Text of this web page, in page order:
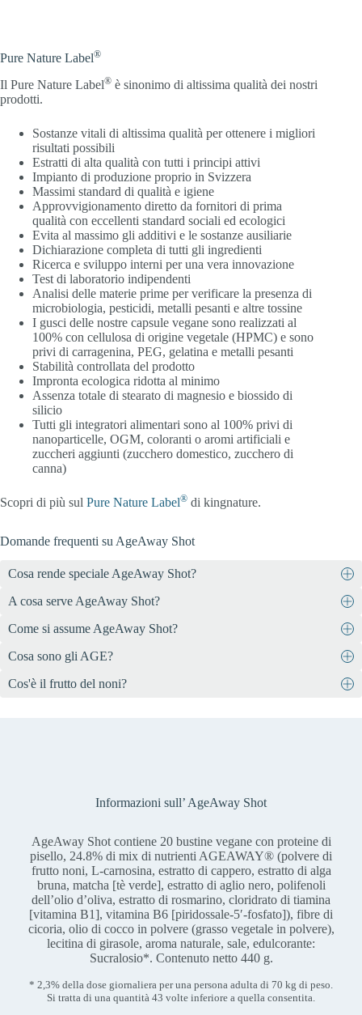
Pure Nature Label®
Il Pure Nature Label® è sinonimo di altissima qualità dei nostri
prodotti.
Sostanze vitali di altissima qualità per ottenere i migliori
risultati possibili
Estratti di alta qualità con tutti i principi attivi
Impianto di produzione proprio in Svizzera
Massimi standard di qualità e igiene
Approvvigionamento diretto da fornitori di prima
qualità con eccellenti standard sociali ed ecologici
Evita al massimo gli additivi e le sostanze ausiliarie
Dichiarazione completa di tutti gli ingredienti
Ricerca e sviluppo interni per una vera innovazione
Test di laboratorio indipendenti
Analisi delle materie prime per verificare la presenza di
microbiologia, pesticidi, metalli pesanti e altre tossine
I gusci delle nostre capsule vegane sono realizzati al
100% con cellulosa di origine vegetale (HPMC) e sono
privi di carragenina, PEG, gelatina e metalli pesanti
Stabilità controllata del prodotto
Impronta ecologica ridotta al minimo
Assenza totale di stearato di magnesio e biossido di
silicio
Tutti gli integratori alimentari sono al 100% privi di
nanoparticelle, OGM, coloranti o aromi artificiali e
zuccheri aggiunti (zucchero domestico, zucchero di
canna)
Scopri di più sul Pure Nature Label® di kingnature.
Domande frequenti su AgeAway Shot
Cosa rende speciale AgeAway Shot?
AgeAway Shot è un innovativo prodotto per la longevità,
finali della glicazione avanzata) nell’organismo.
vegetali di alta qualità come polvere di frutto di noni, capperi, alghe
brune, aglio nero, rosmarino, matcha (tè verde) e vitamine del
gruppo B.
A cosa serve AgeAway Shot?
L’obiettivo dell’AgeAway Shot è quello di aiutare il tuo corpo a
salute in ogni circostanza. L’AgeAway Shot è pensato per aiutarlo
in questo.
Come si assume AgeAway Shot?
Sciogliere una bustina al giorno in 100 ml di acqua e bere.
Cosa sono gli AGE?
AGE è l’acronimo di “advanced glycation end products” (prodotti
Cos'è il frutto del noni?
Informazioni sull’ AgeAway Shot
AgeAway Shot contiene 20 bustine vegane con proteine di
pisello, 24.8% di mix di nutrienti AGEAWAY® (polvere di
frutto noni, L-carnosina, estratto di cappero, estratto di alga
bruna, matcha [tè verde], estratto di aglio nero, polifenoli
dell’olio d’oliva, estratto di rosmarino, cloridrato di tiamina
[vitamina B1], vitamina B6 [piridossale-5′-fosfato]), fibre di
cicoria, olio di cocco in polvere (grasso vegetale in polvere),
lecitina di girasole, aroma naturale, sale, edulcorante:
Sucralosio*. Contenuto netto 440 g.
* 2,3% della dose giornaliera per una persona adulta di 70 kg di peso.
Si tratta di una quantità 43 volte inferiore a quella consentita.